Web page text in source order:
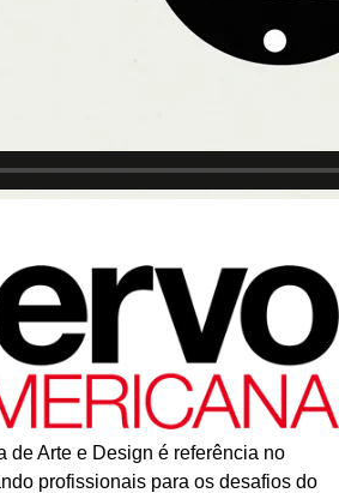
de Arte e Design é referência no
profissionais para os desafios do